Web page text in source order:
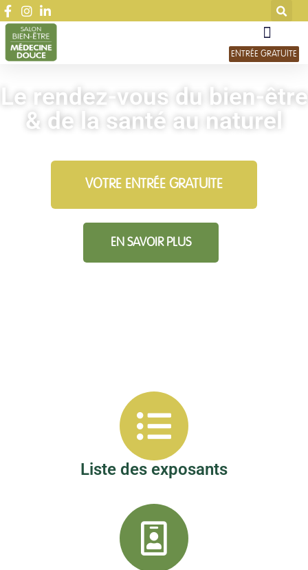
ENTRÉE GRATUITE
Le rendez-vous du bien-être
& de la santé au naturel
VOTRE ENTRÉE GRATUITE
EN SAVOIR PLUS
Liste des exposants